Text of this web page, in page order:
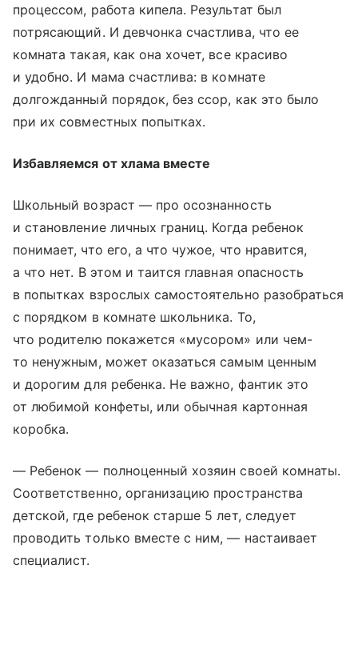
процессом, работа кипела. Результат был
потрясающий. И девчонка счастлива, что ее
комната такая, как она хочет, все красиво
и удобно. И мама счастлива: в комнате
долгожданный порядок, без ссор, как это было
при их совместных попытках.
Избавляемся от хлама вместе
Школьный возраст — про осознанность
и становление личных границ. Когда ребенок
понимает, что его, а что чужое, что нравится,
а что нет. В этом и таится главная опасность
в попытках взрослых самостоятельно разобраться
с порядком в комнате школьника. То,
что родителю покажется «мусором» или чем-
то ненужным, может оказаться самым ценным
и дорогим для ребенка. Не важно, фантик это
от любимой конфеты, или обычная картонная
коробка.
— Ребенок — полноценный хозяин своей комнаты.
Соответственно, организацию пространства
детской, где ребенок старше 5 лет, следует
проводить только вместе с ним, — настаивает
специалист.